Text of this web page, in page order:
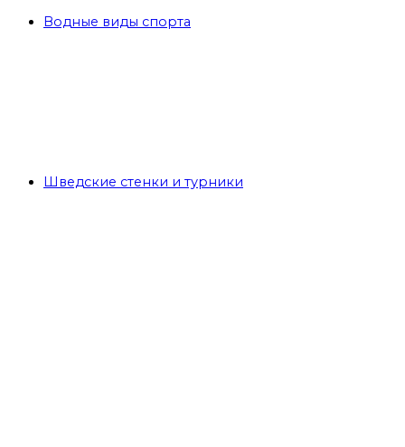
Водные виды спорта
Шведские стенки и турники